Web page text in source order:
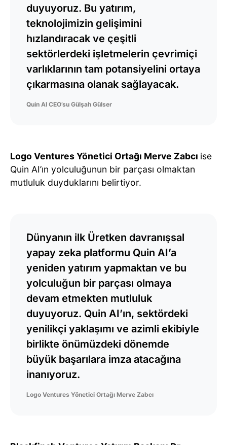
duyuyoruz. Bu yatırım,
teknolojimizin gelişimini
hızlandıracak ve çeşitli
sektörlerdeki işletmelerin çevrimiçi
varlıklarının tam potansiyelini ortaya
çıkarmasına olanak sağlayacak.
Quin AI CEO’su Gülşah Gülser
Logo Ventures Yönetici Ortağı Merve Zabcı ise
Quin AI’ın yolculuğunun bir parçası olmaktan
mutluluk duyduklarını belirtiyor.
Dünyanın ilk Üretken davranışsal
yapay zeka platformu Quin AI’a
yeniden yatırım yapmaktan ve bu
yolculuğun bir parçası olmaya
devam etmekten mutluluk
duyuyoruz. Quin AI’ın, sektördeki
yenilikçi yaklaşımı ve azimli ekibiyle
birlikte önümüzdeki dönemde
büyük başarılara imza atacağına
inanıyoruz.
Logo Ventures Yönetici Ortağı Merve Zabcı